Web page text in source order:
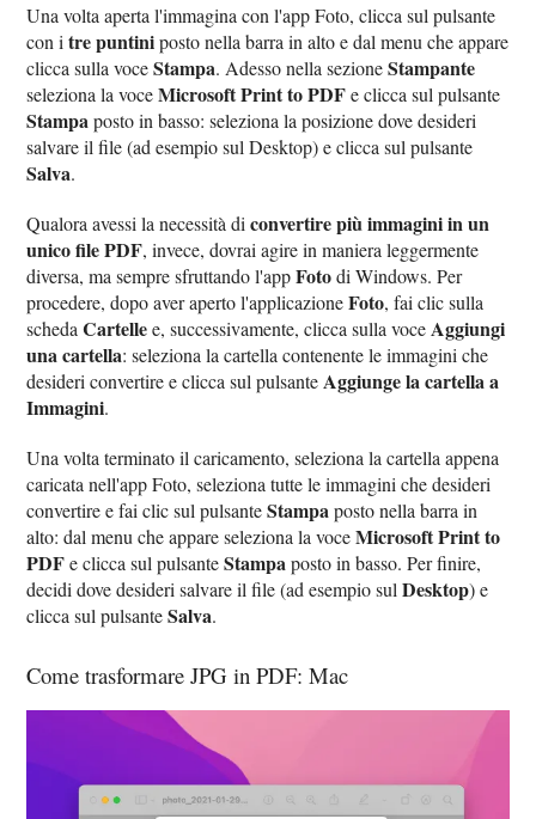
Una volta aperta l'immagina con l'app Foto, clicca sul pulsante
con itre puntiniposto nella barra in alto e dal menu che appare
clicca sulla voceStampa. Adesso nella sezioneStampante
seleziona la voceMicrosoft Print to PDFe clicca sul pulsante
Stampaposto in basso: seleziona la posizione dove desideri
salvare il file (ad esempio sul Desktop) e clicca sul pulsante
Salva.
Qualora avessi la necessità diconvertire più immagini in un
unico file PDF, invece, dovrai agire in maniera leggermente
diversa, ma sempre sfruttando l'appFotodi Windows. Per
procedere, dopo aver aperto l'applicazioneFoto, fai clic sulla
schedaCartellee, successivamente, clicca sulla voceAggiungi
una cartella: seleziona la cartella contenente le immagini che
desideri convertire e clicca sul pulsanteAggiunge la cartella a
Immagini.
Una volta terminato il caricamento, seleziona la cartella appena
caricata nell'app Foto, seleziona tutte le immagini che desideri
convertire e fai clic sul pulsanteStampaposto nella barra in
alto: dal menu che appare seleziona la voceMicrosoft Print to
PDFe clicca sul pulsanteStampaposto in basso. Per finire,
decidi dove desideri salvare il file (ad esempio sulDesktop) e
clicca sul pulsanteSalva.
Come trasformare JPG in PDF: Mac